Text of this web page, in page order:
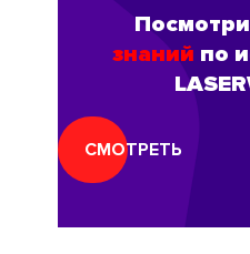
знаний по
СМОТРЕТЬ